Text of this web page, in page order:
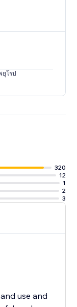
โรป
320
12
1
2
3
use and